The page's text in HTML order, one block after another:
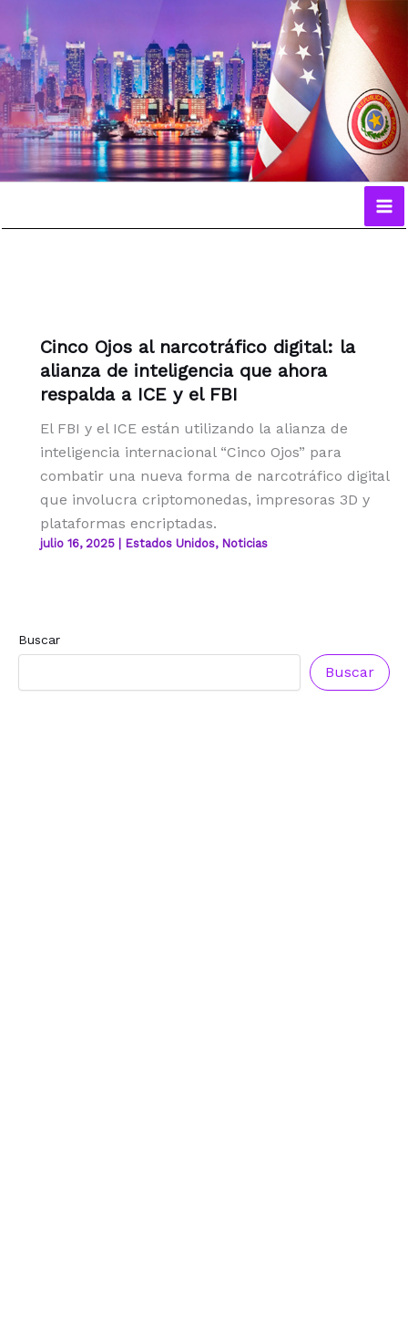
contenido
Cinco Ojos al narcotráfico digital: la
alianza de inteligencia que ahora
respalda a ICE y el FBI
El FBI y el ICE están utilizando la alianza de
inteligencia internacional “Cinco Ojos” para
combatir una nueva forma de narcotráfico digital
que involucra criptomonedas, impresoras 3D y
plataformas encriptadas.
julio 16, 2025 Estados Unidos, Noticias
Buscar
Buscar
Reconocimiento aRadio Tribuna Abierta
Reconocimiento aRadio Oñondivepa Paraguay